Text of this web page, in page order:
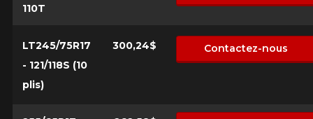
110T
LT245/75R17
- 121/118S (10
plis)
300,24$ Contactez-nous